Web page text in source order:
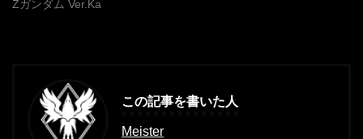
Zガンダム Ver.Ka
この記事を書いた人
Meister